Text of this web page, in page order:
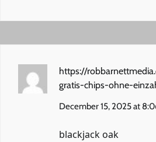
https://
gratis-chips-ohne-
December 15, 2025 at
blackjack oak